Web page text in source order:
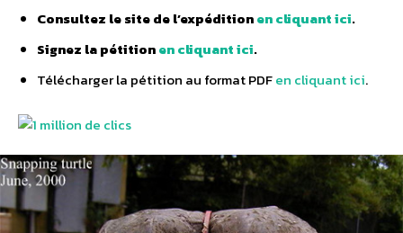
Consultez le site de l’expéditionen cliquant ici.
Signez la pétitionen cliquant ici.
Télécharger la pétition au format PDFen cliquant ici.